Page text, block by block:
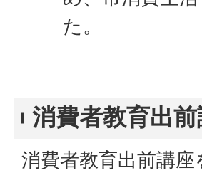
た。
消費者教育出
消費者教育出前講